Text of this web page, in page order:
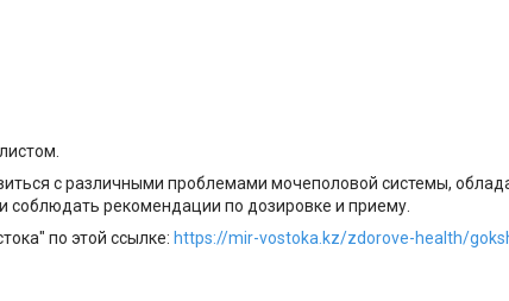
с различными проблемами мочеполовой системы,
рекомендации по дозировке и приему.
по этой ссылке: https://mir-vostoka.kz/zdorove-health/